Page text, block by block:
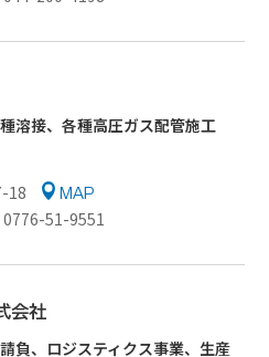
溶接、各種高圧ガス配管施工
18
MAP
51-9551
会社
負、ロジスティクス事業、生産